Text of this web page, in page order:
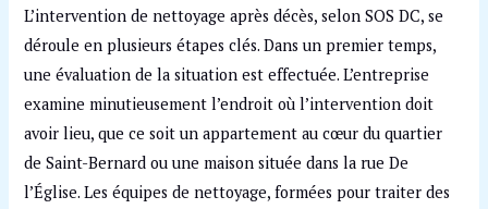
L’intervention de nettoyage après décès, selon SOS DC, se
déroule en plusieurs étapes clés. Dans un premier temps,
une évaluation de la situation est effectuée. L’entreprise
examine minutieusement l’endroit où l’intervention doit
avoir lieu, que ce soit un appartement au cœur du quartier
de Saint-Bernard ou une maison située dans la rue De
l’Église. Les équipes de nettoyage, formées pour traiter des